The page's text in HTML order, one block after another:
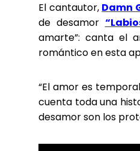
El cantautor, Damn
de desamor
amarte”: canta el
romántico en esta
“El amor es
cuenta toda una
desamor son los